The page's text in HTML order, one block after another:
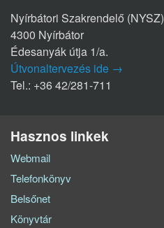
Nyírbátori Szakrendelő (NYSZ)
4300 Nyírbátor
Édesanyák útja 1/a.
Útvonaltervezés ide →
Tel.: +36 42/281-711
Hasznos linkek
Webmail
Telefonkönyv
Belsőnet
Könyvtár